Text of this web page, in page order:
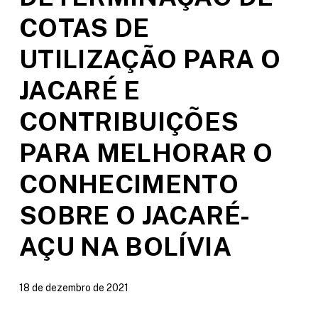
COTAS DE
UTILIZAÇÃO PARA O
JACARÉ E
CONTRIBUIÇÕES
PARA MELHORAR O
CONHECIMENTO
SOBRE O JACARÉ-
AÇU NA BOLÍVIA
18 de dezembro de 2021